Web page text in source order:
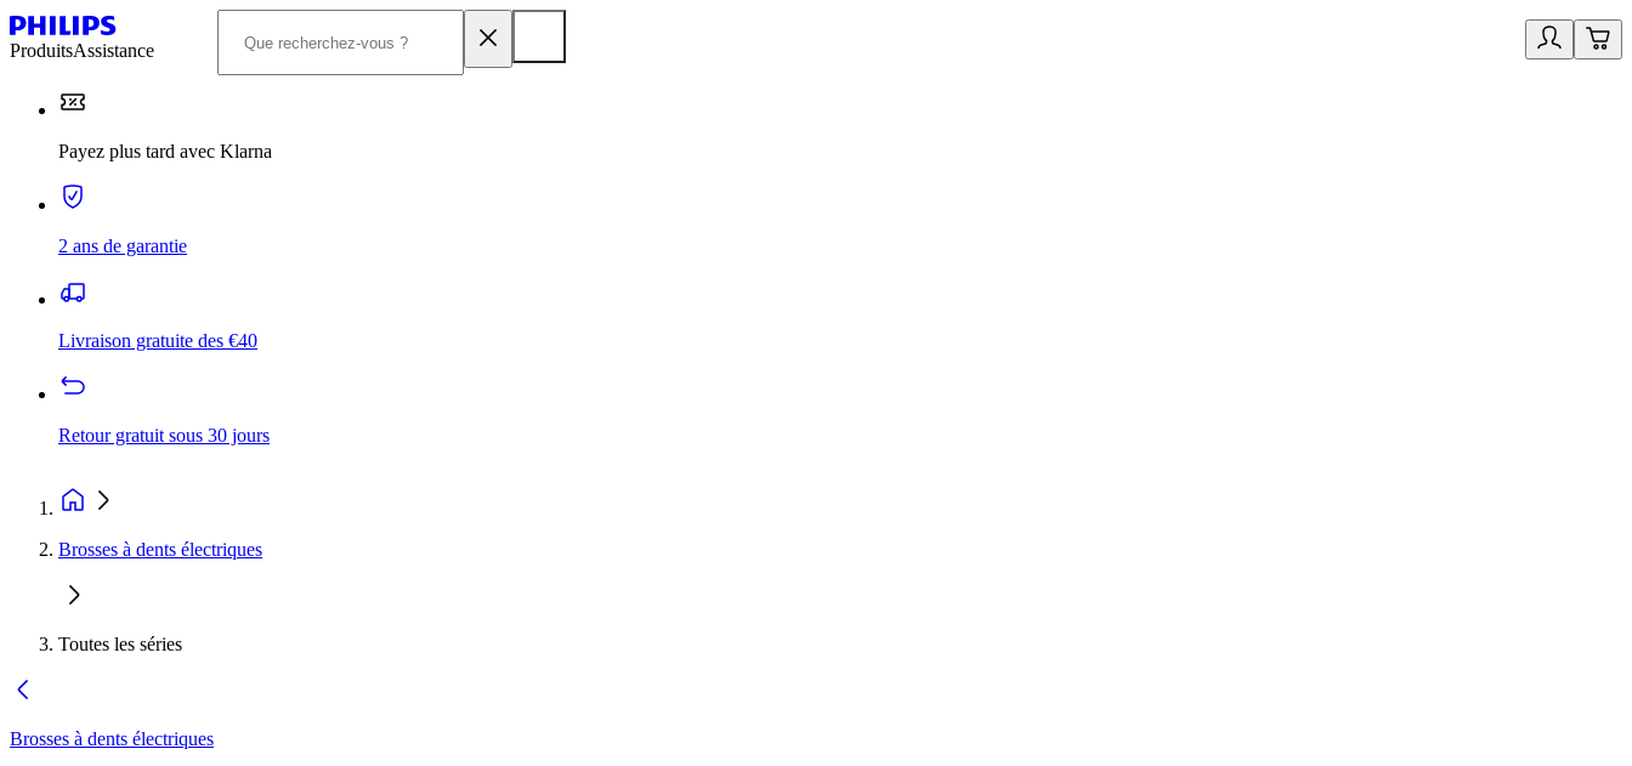
ProduitsAssistance
Payez plus tard avec Klarna
2 ans de garantie
Livraison gratuite des €40
Retour gratuit sous 30 jours
Brosses à dents électriques
Toutes les séries
Brosses à dents électriques